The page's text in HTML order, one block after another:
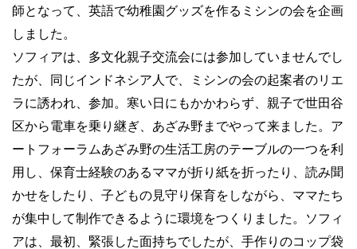
師となって、英語で幼稚園グッズを作るミシンの会を企画
しました。
ソフィアは、多文化親子交流会には参加していませんでし
たが、同じインドネシア人で、ミシンの会の起案者のリエ
ラに誘われ、参加。寒い日にもかかわらず、親子で世田谷
区から電車を乗り継ぎ、あざみ野までやって来ました。ア
ートフォーラムあざみ野の生活工房のテーブルの一つを利
用し、保育士経験のあるママが折り紙を折ったり、読み聞
かせをしたり、子どもの見守り保育をしながら、ママたち
が集中して制作できるように環境をつくりました。ソフィ
アは、最初、緊張した面持ちでしたが、手作りのコップ袋